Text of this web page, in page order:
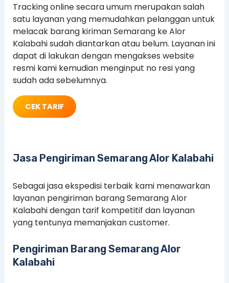
Tracking online secara umum merupakan salah
satu layanan yang memudahkan pelanggan untuk
melacak barang kiriman Semarang ke Alor
Kalabahi sudah diantarkan atau belum. Layanan ini
dapat di lakukan dengan mengakses website
resmi kami kemudian menginput no resi yang
sudah ada sebelumnya.
CEK TARIF
Jasa Pengiriman Semarang Alor Kalabahi
Sebagai jasa ekspedisi terbaik kami menawarkan
layanan pengiriman barang Semarang Alor
Kalabahi dengan tarif kompetitif dan layanan
yang tentunya memanjakan customer.
Pengiriman Barang Semarang Alor
Kalabahi